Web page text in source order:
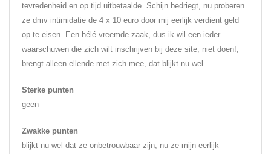
tevredenheid en op tijd uitbetaalde. Schijn bedriegt, nu proberen
ze dmv intimidatie de 4 x 10 euro door mij eerlijk verdient geld
op te eisen. Een hélé vreemde zaak, dus ik wil een ieder
waarschuwen die zich wilt inschrijven bij deze site, niet doen!,
brengt alleen ellende met zich mee, dat blijkt nu wel.
Sterke punten
geen
Zwakke punten
blijkt nu wel dat ze onbetrouwbaar zijn, nu ze mijn eerlijk